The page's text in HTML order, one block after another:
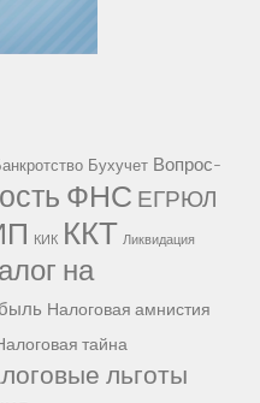
Бухучет Вопрос-
ФНС ЕГРЮЛ
КИК ККТ Ликвидация
на
Налоговая амнистия
тайна
льготы